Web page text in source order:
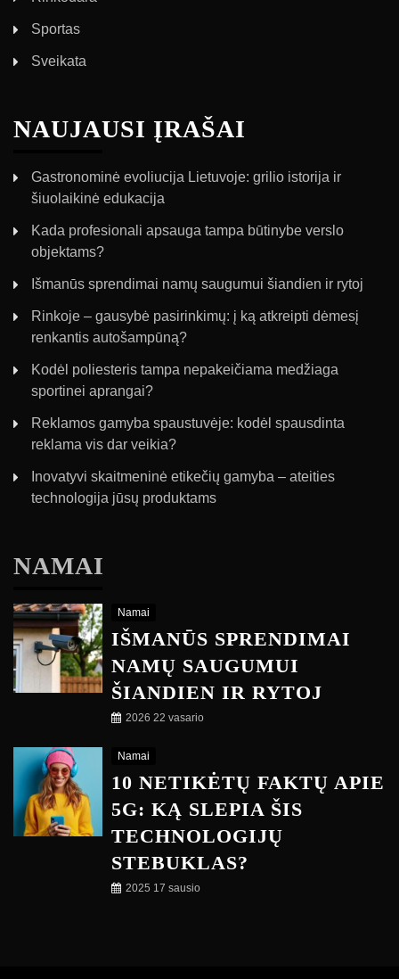
Sportas
Sveikata
NAUJAUSI ĮRAŠAI
Gastronominė evoliucija Lietuvoje: grilio istorija ir
šiuolaikinė edukacija
Kada profesionali apsauga tampa būtinybe verslo
objektams?
Išmanūs sprendimai namų saugumui šiandien ir rytoj
Rinkoje – gausybė pasirinkimų: į ką atkreipti dėmesį
renkantis autošampūną?
Kodėl poliesteris tampa nepakeičiama medžiaga
sportinei aprangai?
Reklamos gamyba spaustuvėje: kodėl spausdinta
reklama vis dar veikia?
Inovatyvi skaitmeninė etikečių gamyba – ateities
technologija jūsų produktams
NAMAI
Namai
IŠMANŪS SPRENDIMAI
NAMŲ SAUGUMUI
ŠIANDIEN IR RYTOJ
2026 22 vasario
Namai
10 NETIKĖTŲ FAKTŲ APIE
5G: KĄ SLEPIA ŠIS
TECHNOLOGIJŲ
STEBUKLAS?
2025 17 sausio